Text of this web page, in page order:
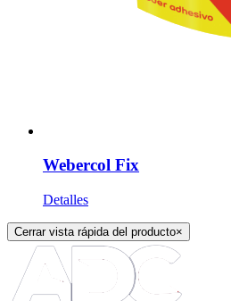
Webercol Fix
Detalles
Cerrar vista rápida del producto×